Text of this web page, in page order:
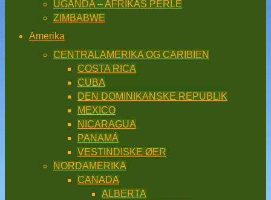
UGANDA – AFRIKAS PERLE
ZIMBABWE
Amerika
CENTRALAMERIKA OG CARIBIEN
COSTA RICA
CUBA
DEN DOMINIKANSKE REPUBLIK
MEXICO
NICARAGUA
PANAMÁ
VESTINDISKE ØER
NORDAMERIKA
CANADA
ALBERTA